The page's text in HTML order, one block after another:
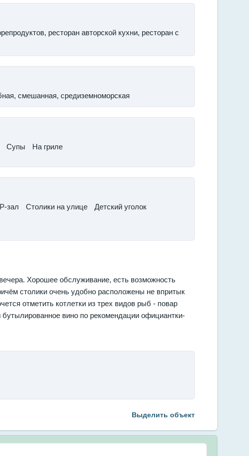
ресторан авторской кухни, ресторан с
смешанная, средиземноморская
​Супы ​На гриле
зал ​Столики на улице
​Детский уголок​
Хорошее обслуживание, есть возможность
столики очень удобно расположены не впритык
отметить котлетки из трех видов рыб - повар
вино по рекомендации официантки-
Выделить объект